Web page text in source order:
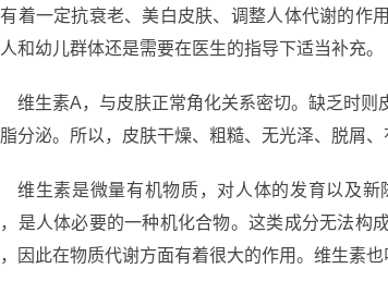
着一定抗衰老、美白皮肤、调整人体代谢的作
和幼儿群体还是需要在医生的指导下适当补充。
维生素A，与皮肤正常角化关系密切。缺乏时
分泌。所以，皮肤干燥、粗糙、无光泽、脱屑、
维生素是微量有机物质，对人体的发育以及
是人体必要的一种机化合物。这类成分无法构
因此在物质代谢方面有着很大的作用。维生素